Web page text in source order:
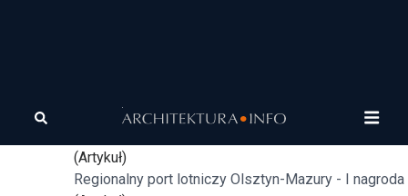
architektura
Plac Narutowicza w Warszawie - wyróżnienie
(Artykuł)
Regionalny port lotniczy Olsztyn-Mazury - I nagroda